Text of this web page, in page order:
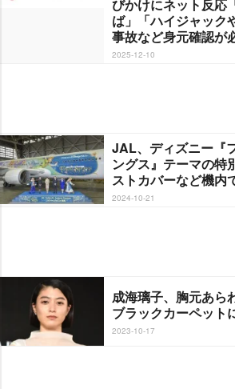
びかけにネット反
ば」「ハイジャック
事故など身元確認が
2025-12-10
JAL、ディズニー『
ングス』テーマの
ストカバーなど機内
2024-10-21
成海璃子、胸元あら
ブラックカーペット
2023-10-17